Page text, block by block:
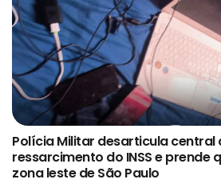
Polícia Militar desarticula central
ressarcimento do INSS e prende
zona leste de São Paulo